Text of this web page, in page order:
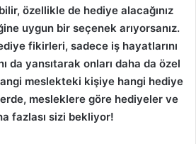
özellikle de hediye alacağınız
uygun bir seçenek arıyorsanız.
fikirleri, sadece iş hayatlarını
da yansıtarak onları daha da özel
meslekteki kişiye hangi hediye
mesleklere göre hediyeler ve
fazlası sizi bekliyor!